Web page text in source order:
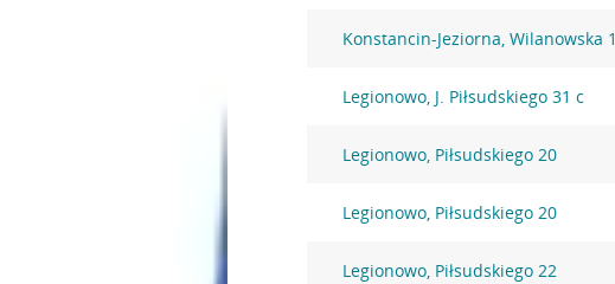
Konstancin-Jeziorna, Wilanowska 1
Legionowo, J. Piłsudskiego 31 c
Legionowo, Piłsudskiego 20
Legionowo, Piłsudskiego 20
Legionowo, Piłsudskiego 22